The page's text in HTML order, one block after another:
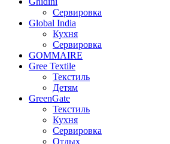
Сервировка
Global India
Кухня
Сервировка
GOMMAIRE
Gree Textile
Текстиль
Детям
GreenGate
Текстиль
Кухня
Сервировка
Отдых